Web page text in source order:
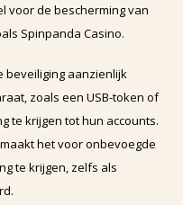
voor de bescherming van
Spinpanda Casino.
beveiliging aanzienlijk
zoals een USB-token of
te krijgen tot hun accounts.
het voor onbevoegde
te krijgen, zelfs als